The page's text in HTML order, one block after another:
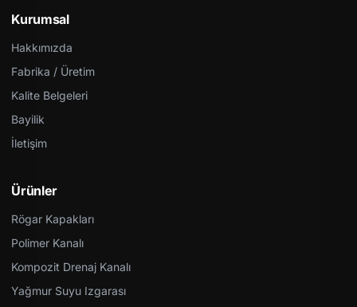
Kurumsal
Hakkımızda
Fabrika / Üretim
Kalite Belgeleri
Bayilik
İletişim
Ürünler
Rögar Kapakları
Polimer Kanalı
Kompozit Drenaj Kanalı
Yağmur Suyu Izgarası